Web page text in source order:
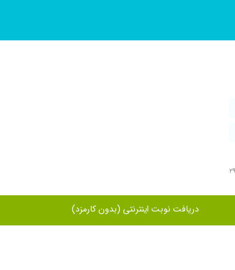
دریافت نوبت اینترنتی (بدون کارمزد)